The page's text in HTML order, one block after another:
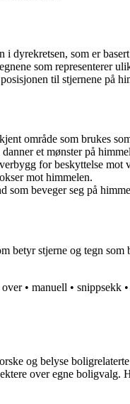
i dyrekretsen, som er
som representerer
til stjernene på
område som brukes
et mønster på
for beskyttelse mot
mot himmelen.
som beveger seg på
betyr stjerne og tegn
over• manuell • snippsekk •
og belyse
over egne